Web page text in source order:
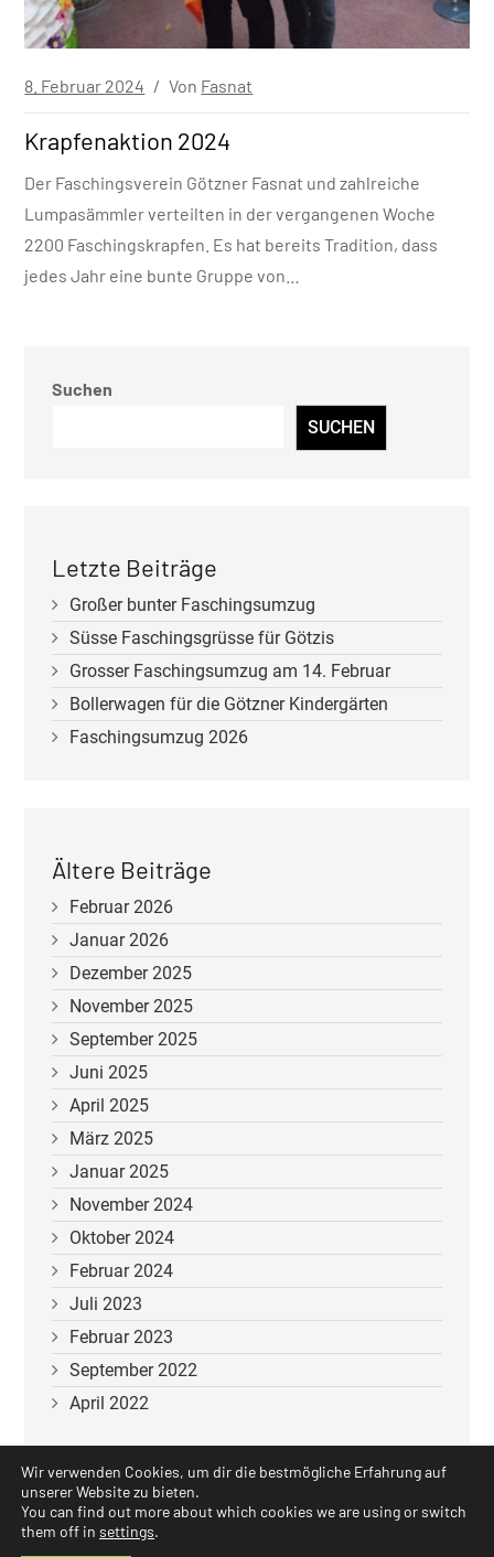
Veröffentlicht
in
8. Februar 2024 Von Fasnat
Krapfenaktion 2024
Der Faschingsverein Götzner Fasnat und zahlreiche
Lumpasämmler verteilten in der vergangenen Woche
2200 Faschingskrapfen. Es hat bereits Tradition, dass
jedes Jahr eine bunte Gruppe von…
Suchen
SUCHEN
Letzte Beiträge
Großer bunter Faschingsumzug
Süsse Faschingsgrüsse für Götzis
Grosser Faschingsumzug am 14. Februar
Bollerwagen für die Götzner Kindergärten
Faschingsumzug 2026
Ältere Beiträge
Februar 2026
Januar 2026
Dezember 2025
November 2025
September 2025
Juni 2025
April 2025
März 2025
Januar 2025
November 2024
Oktober 2024
Februar 2024
Juli 2023
Februar 2023
September 2022
April 2022
© 2026
Wir verwenden Cookies, um dir die bestmögliche Erfahrung auf
unserer Website zu bieten.
You can find out more about which cookies we are using or switch
them off in settings.